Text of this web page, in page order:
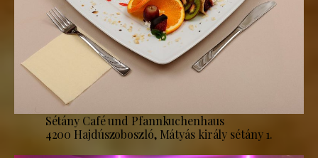
Sétány Café und Pfannkuchenhaus
4200 Hajdúszoboszló, Mátyás király sétány 1.